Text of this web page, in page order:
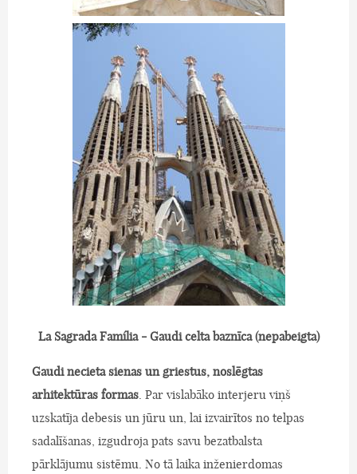
La Sagrada Família - Gaudi celta baznīca (nepabeigta)
Gaudi necieta sienas un griestus, noslēgtas
arhitektūras formas. Par vislabāko interjeru viņš
uzskatīja debesis un jūru un, lai izvairītos no telpas
sadalīšanas, izgudroja pats savu bezatbalsta
pārklājumu sistēmu. No tā laika inženierdomas